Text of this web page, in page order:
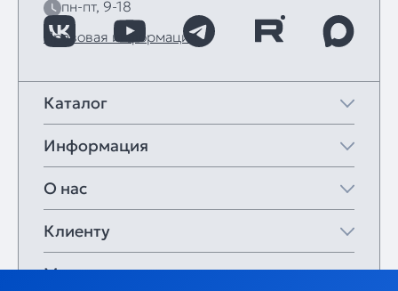
пн-пт, 9-18
Правовая информация
Каталог
Информация
О нас
Клиенту
Мои закладки